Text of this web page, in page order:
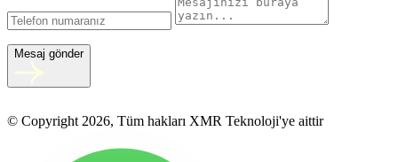
Mesaj gönder
© Copyright 2026, Tüm hakları XMR Teknoloji'ye aittir